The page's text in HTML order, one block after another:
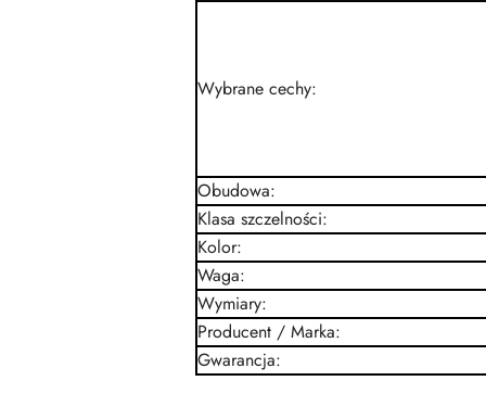
Wybrane cechy:
Obudowa:
Klasa szczelności:
Kolor:
Waga:
Wymiary:
Producent / Marka:
Gwarancja: